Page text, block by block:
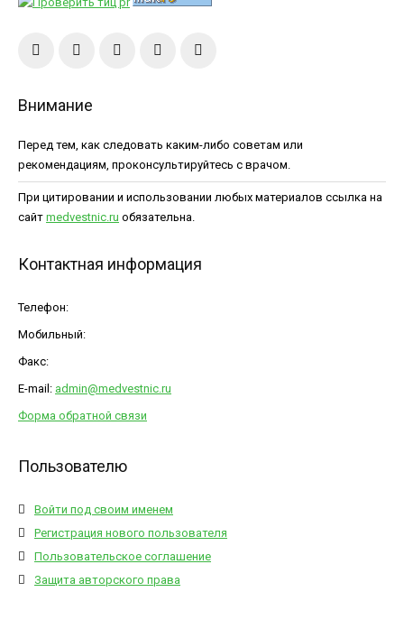
Внимание
Перед тем, как следовать каким-либо советам или
рекомендациям, проконсультируйтесь с врачом.
При цитировании и использовании любых материалов ссылка на
сайт medvestnic.ru обязательна.
Контактная информация
Телефон:
Мобильный:
Факс:
E-mail: admin@medvestnic.ru
Форма обратной связи
Пользователю
Войти под своим именем
Регистрация нового пользователя
Пользовательское соглашение
Защита авторского права